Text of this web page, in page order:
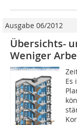
Ausgabe 06/2012
Übersichts-
Weniger
Es